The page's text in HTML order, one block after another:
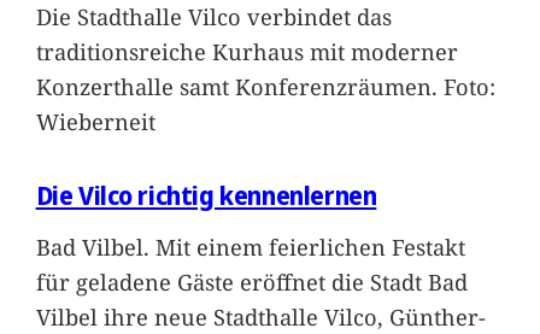
Die Stadthalle Vilco verbindet das
traditionsreiche Kurhaus mit moderner
Konzerthalle samt Konferenzräumen. Foto:
Wieberneit
Die Vilco richtig kennenlernen
Bad Vilbel. Mit einem feierlichen Festakt
für geladene Gäste eröffnet die Stadt Bad
Vilbel ihre neue Stadthalle Vilco, Günther-